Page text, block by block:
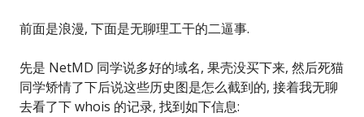
前面是浪漫, 下面是无聊理工干的二逼事.
先是 NetMD 同学说多好的域名, 果壳没买下来, 然后死猫
同学矫情了下后说这些历史图是怎么截到的, 接着我无聊
去看了下 whois 的记录, 找到如下信息: